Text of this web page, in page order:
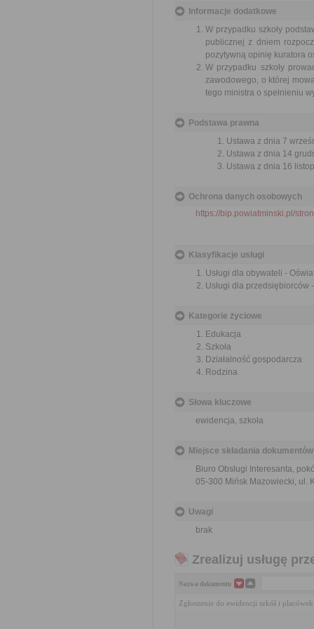
Informacje dodatkowe
W przypadku szkoły
publicznej z dniem
pozytywną opinię kuratora
W przypadku szkoły
zawodowego, o której
tego ministra o spełnieniu
Podstawa prawna
Ustawa z dnia 7
Ustawa z dnia 14
Ustawa z dnia 16
Ochrona danych osobowych
https://bip.powiatminski.pl/
Klasyfikacje usługi
Usługi dla obywateli -
Usługi dla przedsiębiorców
Kategorie życiowe
Edukacja
Szkoła
Działalność gospodarcza
Rodzina
Słowa kluczowe
ewidencja, szkoła
Miejsce składania dokumentów
Biuro Obsługi Interesanta,
05-300 Mińsk Mazowiecki, ul.
Uwagi
brak
Zrealizuj usługę
Nazwa dokumentu
Zgłoszenie do ewidencji szkół i